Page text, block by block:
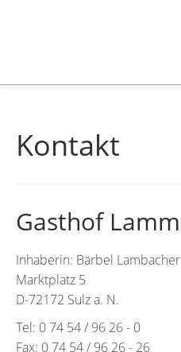
Kontakt
Gasthof Lamm
Inhaberin: Bärbel Lambacher
Marktplatz 5
D-72172 Sulz a. N.
Tel: 0 74 54 / 96 26 - 0
Fax: 0 74 54 / 96 26 - 26